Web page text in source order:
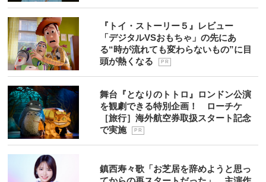
『トイ・ストーリー５』レビュー
「デジタルVSおもちゃ」の先にあ
る“時が流れても変わらないもの”に目
頭が熱くなる
P R
舞台『となりのトトロ』ロンドン公演
を観劇できる特別企画！ ローチケ
［旅行］海外航空券取扱スタート記念
で実施
P R
鎮西寿々歌「お芝居を辞めようと思っ